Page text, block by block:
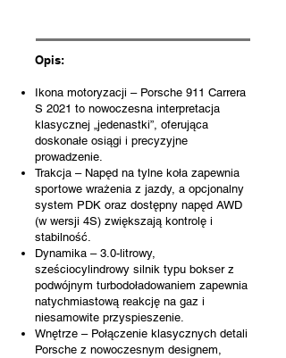
Opis:
Ikona motoryzacji – Porsche 911 Carrera
S 2021 to nowoczesna interpretacja
klasycznej „jedenastki”, oferująca
doskonałe osiągi i precyzyjne
prowadzenie.
Trakcja – Napęd na tylne koła zapewnia
sportowe wrażenia z jazdy, a opcjonalny
system PDK oraz dostępny napęd AWD
(w wersji 4S) zwiększają kontrolę i
stabilność.
Dynamika – 3.0-litrowy,
sześciocylindrowy silnik typu bokser z
podwójnym turbodoładowaniem zapewnia
natychmiastową reakcję na gaz i
niesamowite przyspieszenie.
Wnętrze – Połączenie klasycznych detali
Porsche z nowoczesnym designem,